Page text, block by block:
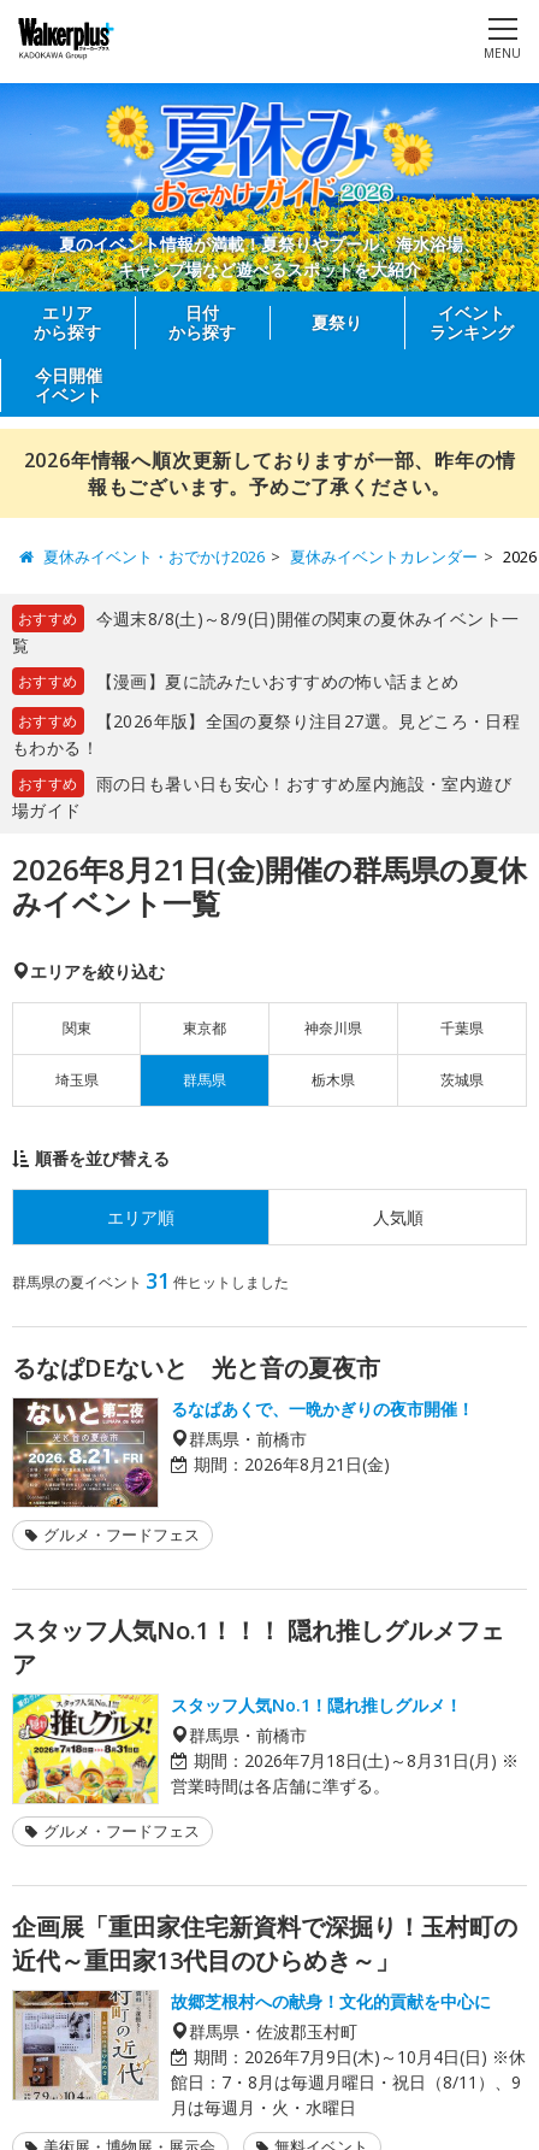
MENU
夏のイベント情報が満載！夏祭りやプール、海水浴場、
キャンプ場など遊べるスポットを大紹介
エリア
から探す
日付
から探す
夏祭り
イベント
ランキング
今日開催
イベント
2026年情報へ順次更新しておりますが一部、昨年の情
報もございます。予めご了承ください。
夏休みイベント・おでかけ2026 夏休みイベントカレンダー
おすすめ
今週末8/8(土)～8/9(日)開催の関東の夏休みイベント一
覧
おすすめ 【漫画】夏に読みたいおすすめの怖い話まとめ
おすすめ
【2026年版】全国の夏祭り注目27選。見どころ・日程
もわかる！
おすすめ
雨の日も暑い日も安心！おすすめ屋内施設・室内遊び
場ガイド
2026年8月21日(金)開催の群馬県の夏休
みイベント一覧
エリアを絞り込む
関東 東京都 神奈川県 千葉県
埼玉県 群馬県 栃木県 茨城県
順番を並び替える
エリア順 人気順
群馬県の夏イベント 31 件ヒットしました
るなぱDEないと 光と音の夏夜市
るなぱあくで、一晩かぎりの夜市開催！
群馬県・前橋市
期間： 2026年8月21日(金)
グルメ・フードフェス
スタッフ人気No.1！！！ 隠れ推しグルメフェ
ア
スタッフ人気No.1！隠れ推しグルメ！
群馬県・前橋市
期間： 2026年7月18日(土)～8月31日(月) ※
営業時間は各店舗に準ずる。
グルメ・フードフェス
企画展「重田家住宅新資料で深掘り！玉村町の
近代～重田家13代目のひらめき～」
故郷芝根村への献身！文化的貢献を中心に
群馬県・佐波郡玉村町
期間： 2026年7月9日(木)～10月4日(日) ※休
館日：7・8月は毎週月曜日・祝日（8/11）、9
月は毎週月・火・水曜日